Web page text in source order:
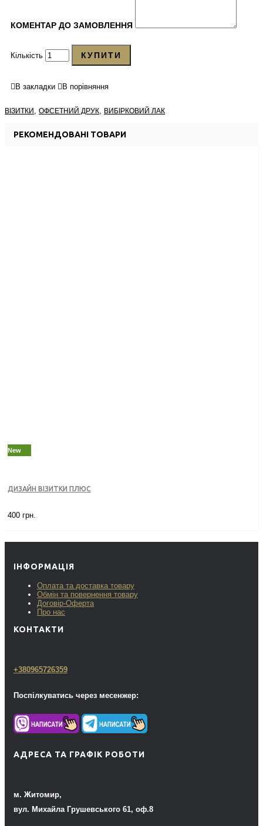
КОМЕНТАР ДО ЗАМОВЛЕННЯ
Кількість КУПИТИ
В закладки В порівняння
ВІЗИТКИ , ОФСЕТНИЙ ДРУК, ВИБІРКОВИЙ ЛАК
РЕКОМЕНДОВАНІ ТОВАРИ
New
ДИЗАЙН ВІЗИТКИ ПЛЮС
400 грн.
ІНФОРМАЦІЯ
Оплата та доставка товару
Обмін та повернення товару
Договір-Оферта
Про нас
КОНТАКТИ
+380965726359
Поспілкуватись через месенжер:
АДРЕСА ТА ГРАФІК РОБОТИ
м. Житомир,
вул. Михайла Грушевського 61, оф.8